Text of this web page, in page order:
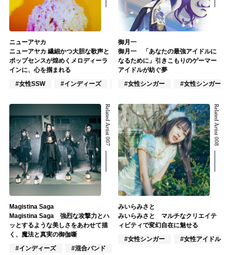
ニューアヤカ
ニューアヤカ 繊細かつ大胆な歌声と
ポップセンスが煌めくメロディーラ
インに、心を掴まれる
#女性SSW
#インディーズ #ポップス
御月一
御月一 「あなたの最強アイドルに
なるために」引きこもりのゲーマー
アイドルが紡ぐ夢
#女性シンガー
#女性シンガーグ
Related Artist 007
Magistina Saga
Magistina Saga 強烈な攻撃力とハ
ッとするような美しさをあわせて描
く、魔法と真実の御伽噺
#インディーズ
#混合バンド
Related Artist 008
みいらみさと
みいらみさと マルチなクリエイテ
ィビティで変幻自在に魅せる
#女性シンガー
#女性アイドル